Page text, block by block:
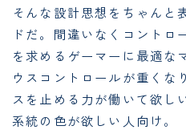
そんな設計思想をちゃんと
ドだ。間違いなくコントロ
を求めるゲーマーに最適な
ウスコントロールが重くな
スを止める力が働いて欲し
系統の色が欲しい人向け。